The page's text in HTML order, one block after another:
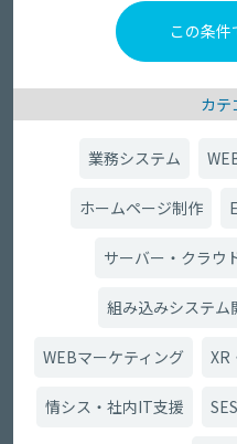
カテ
業務システム
ホームページ制作
サーバー・クラウ
組み込みシステム
WEBマーケティング XR
情シス・社内IT支援